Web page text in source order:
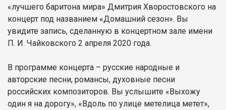
«лучшего баритона мира» Дмитрия Хворостовского на
концерт под названием «Домашний сезон». Вы
увидите запись, сделанную в концертном зале имени
П. И. Чайковского 2 апреля 2020 года.
В программе концерта – русские народные и
авторские песни, романсы, духовные песни
российских композиторов. Вы услышите «Выхожу
один я на дорогу», «Вдоль по улице метелица метет»,